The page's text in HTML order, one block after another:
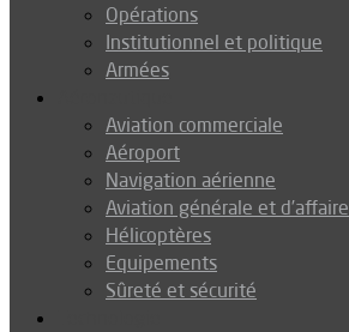
Opérations
Institutionnel et politique
Armées
Aviation commerciale
Aéroport
Navigation aérienne
Aviation générale et d’affaire
Hélicoptères
Equipements
Sûreté et sécurité